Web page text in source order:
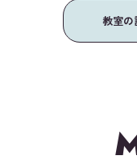
教室の